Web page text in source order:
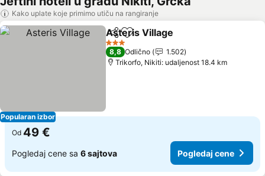
Kako uplate koje primimo utiču na rangiranje
Popularan izbor
Deli Dodati u favorite
Asteris Village
3 Zvezdice
8,8 Odlično
1.502
Trikorfo, Nikiti: udaljenost 18.4 km
Od 49 €
Pogledaj cene sa 6 sajtova Pogledaj cene